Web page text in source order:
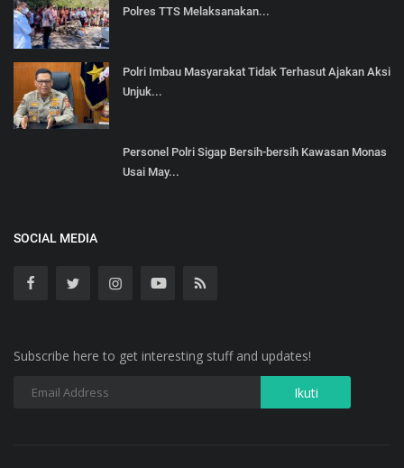
Polres TTS Melaksanakan...
Polri Imbau Masyarakat Tidak Terhasut Ajakan Aksi
Unjuk...
Personel Polri Sigap Bersih-bersih Kawasan Monas
Usai May...
SOCIAL MEDIA
Subscribe here to get interesting stuff and updates!